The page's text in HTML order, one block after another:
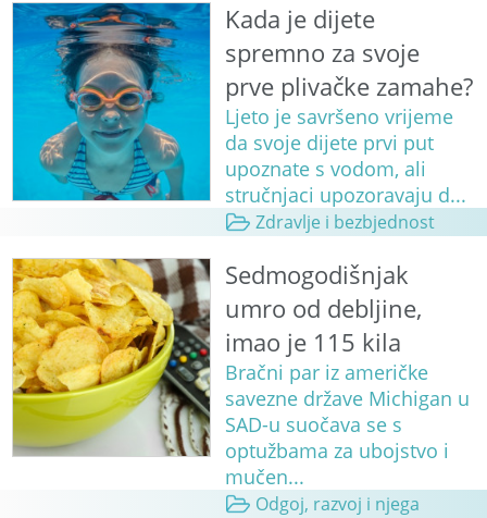
Kada je dijete
spremno za svoje
prve plivačke zamahe?
Ljeto je savršeno vrijeme
da svoje dijete prvi put
upoznate s vodom, ali
stručnjaci upozoravaju d...
Zdravlje i bezbjednost
Sedmogodišnjak
umro od debljine,
imao je 115 kila
Bračni par iz američke
savezne države Michigan u
SAD-u suočava se s
optužbama za ubojstvo i
mučen...
Odgoj, razvoj i njega